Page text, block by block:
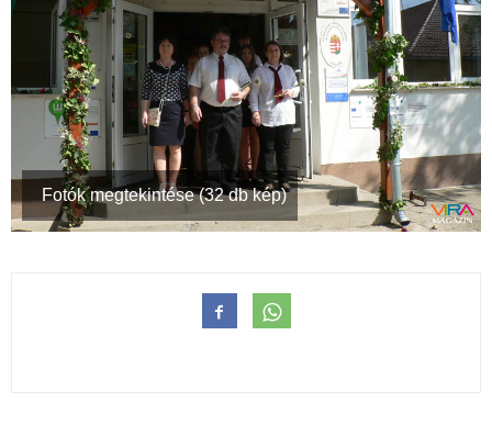
Fotók megtekintése (32 db kép)